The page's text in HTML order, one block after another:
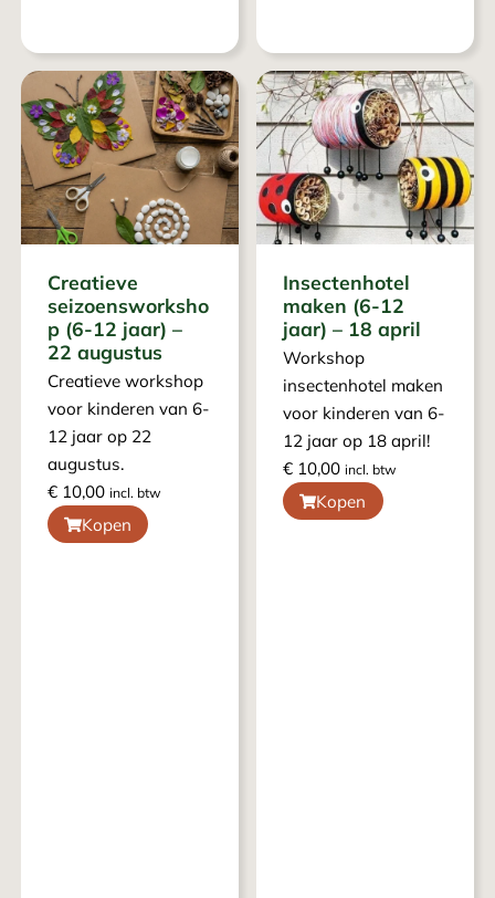
Creatieve
seizoensworksho
p (6-12 jaar) –
22 augustus
Creatieve workshop
voor kinderen van 6-
12 jaar op 22
augustus.
€ 10,00 incl. btw
Kopen
Insectenhotel
maken (6-12
jaar) – 18 april
Workshop
insectenhotel maken
voor kinderen van 6-
12 jaar op 18 april!
€ 10,00 incl. btw
Kopen